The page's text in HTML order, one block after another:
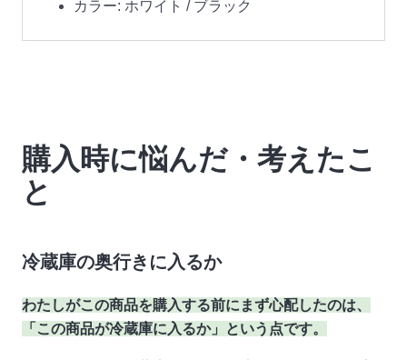
カラー: ホワイト / ブラック
購入時に悩んだ・考えたこ
と
冷蔵庫の奥行きに入るか
わたしがこの商品を購入する前にまず心配したのは、
「この商品が冷蔵庫に入るか」という点です。